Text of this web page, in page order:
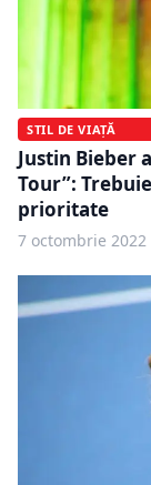
STIL DE VIAȚĂ
Justin Bieber
Tour”:
prioritate
7 octombrie 2022